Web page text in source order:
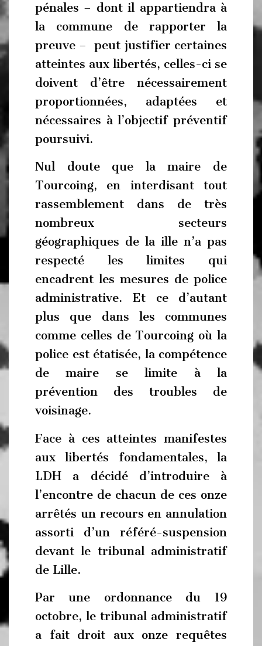
pénales – dont il appartiendra à
la commune de rapporter la
preuve – peut justifier certaines
atteintes aux libertés, celles-ci se
doivent d’être nécessairement
proportionnées, adaptées et
nécessaires à l’objectif préventif
poursuivi.
Nul doute que la maire de
Tourcoing, en interdisant tout
rassemblement dans de très
nombreux secteurs
géographiques de la ille n’a pas
respecté les limites qui
encadrent les mesures de police
administrative. Et ce d’autant
plus que dans les communes
comme celles de Tourcoing où la
police est étatisée, la compétence
de maire se limite à la
prévention des troubles de
voisinage.
Face à ces atteintes manifestes
aux libertés fondamentales, la
LDH a décidé d’introduire à
l’encontre de chacun de ces onze
arrêtés un recours en annulation
assorti d’un référé-suspension
devant le tribunal administratif
de Lille.
Par une ordonnance du 19
octobre, le tribunal administratif
a fait droit aux onze requêtes